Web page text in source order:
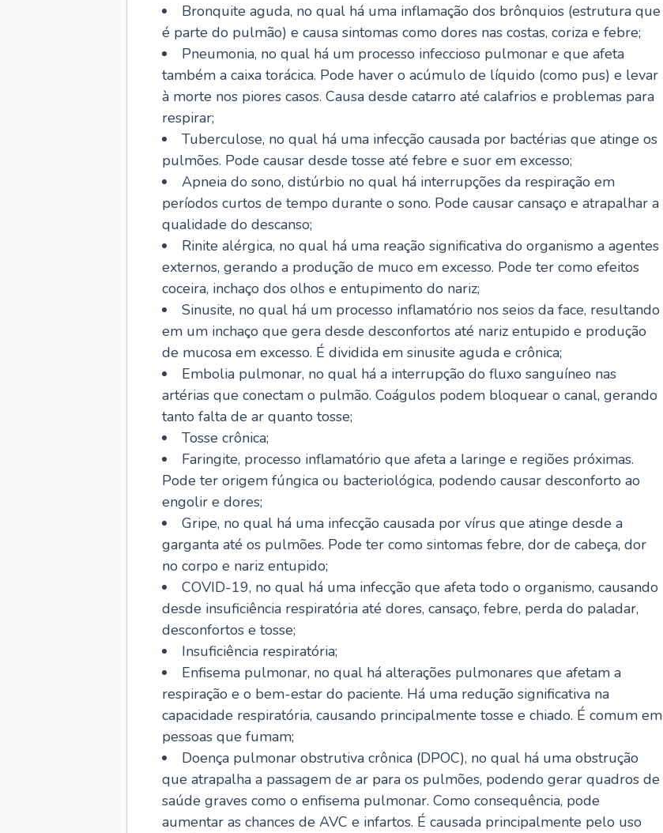
Bronquite aguda, no qual há uma inflamação dos brônquios (estrutura que
é parte do pulmão) e causa sintomas como dores nas costas, coriza e febre;
Pneumonia, no qual há um processo infeccioso pulmonar e que afeta
também a caixa torácica. Pode haver o acúmulo de líquido (como pus) e levar
à morte nos piores casos. Causa desde catarro até calafrios e problemas para
respirar;
Tuberculose, no qual há uma infecção causada por bactérias que atinge os
pulmões. Pode causar desde tosse até febre e suor em excesso;
Apneia do sono, distúrbio no qual há interrupções da respiração em
períodos curtos de tempo durante o sono. Pode causar cansaço e atrapalhar a
qualidade do descanso;
Rinite alérgica, no qual há uma reação significativa do organismo a agentes
externos, gerando a produção de muco em excesso. Pode ter como efeitos
coceira, inchaço dos olhos e entupimento do nariz;
Sinusite, no qual há um processo inflamatório nos seios da face, resultando
em um inchaço que gera desde desconfortos até nariz entupido e produção
de mucosa em excesso. É dividida em sinusite aguda e crônica;
Embolia pulmonar, no qual há a interrupção do fluxo sanguíneo nas
artérias que conectam o pulmão. Coágulos podem bloquear o canal, gerando
tanto falta de ar quanto tosse;
Tosse crônica;
Faringite, processo inflamatório que afeta a laringe e regiões próximas.
Pode ter origem fúngica ou bacteriológica, podendo causar desconforto ao
engolir e dores;
Gripe, no qual há uma infecção causada por vírus que atinge desde a
garganta até os pulmões. Pode ter como sintomas febre, dor de cabeça, dor
no corpo e nariz entupido;
COVID-19, no qual há uma infecção que afeta todo o organismo, causando
desde insuficiência respiratória até dores, cansaço, febre, perda do paladar,
desconfortos e tosse;
Insuficiência respiratória;
Enfisema pulmonar, no qual há alterações pulmonares que afetam a
respiração e o bem-estar do paciente. Há uma redução significativa na
capacidade respiratória, causando principalmente tosse e chiado. É comum em
pessoas que fumam;
Doença pulmonar obstrutiva crônica (DPOC), no qual há uma obstrução
que atrapalha a passagem de ar para os pulmões, podendo gerar quadros de
saúde graves como o enfisema pulmonar. Como consequência, pode
aumentar as chances de AVC e infartos. É causada principalmente pelo uso